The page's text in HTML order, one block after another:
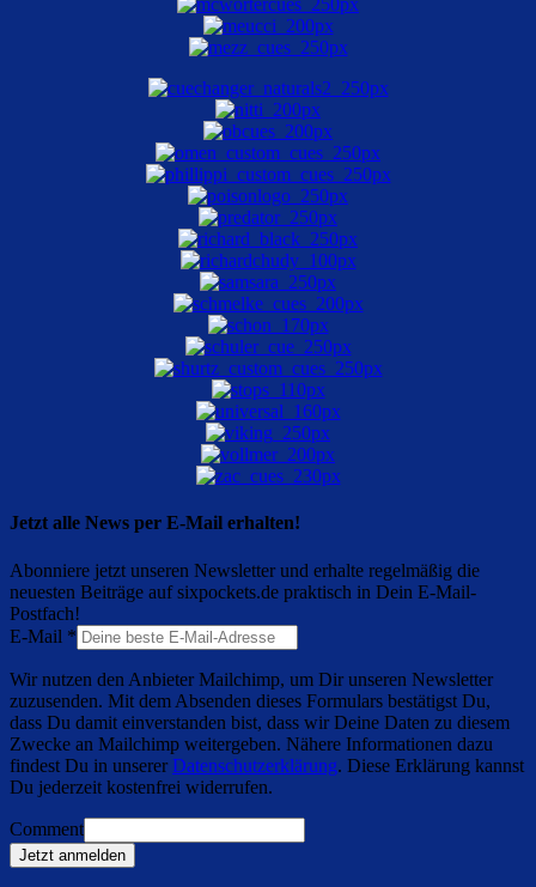
Jetzt alle News per E-Mail erhalten!
Abonniere jetzt unseren Newsletter und erhalte regelmäßig die
neuesten Beiträge auf sixpockets.de praktisch in Dein E-Mail-
Postfach!
E-Mail *
Wir nutzen den Anbieter Mailchimp, um Dir unseren Newsletter
zuzusenden. Mit dem Absenden dieses Formulars bestätigst Du,
dass Du damit einverstanden bist, dass wir Deine Daten zu diesem
Zwecke an Mailchimp weitergeben. Nähere Informationen dazu
findest Du in unsererDatenschutzerklärung. Diese Erklärung kannst
Du jederzeit kostenfrei widerrufen.
Comment
Jetzt anmelden